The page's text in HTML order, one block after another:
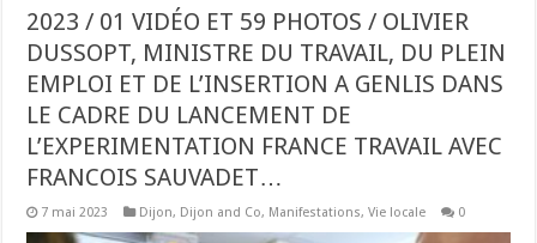
2023 / 01 VIDÉO ET 59 PHOTOS / OLIVIER
DUSSOPT, MINISTRE DU TRAVAIL, DU PLEIN
EMPLOI ET DE L’INSERTION A GENLIS DANS
LE CADRE DU LANCEMENT DE
L’EXPERIMENTATION FRANCE TRAVAIL AVEC
FRANCOIS SAUVADET…
7 mai 2023 Dijon, Dijon and Co, Manifestations,Vie locale 0